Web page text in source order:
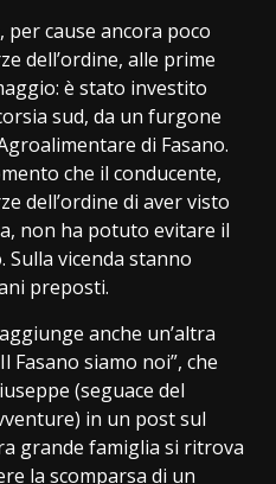
per cause ancora poco
dell’ordine, alle prime
è stato investito
sud, da un furgone
di Fasano.
che il conducente,
dell’ordine di aver visto
non ha potuto evitare il
vicenda stanno
preposti.
anche un’altra
Fasano siamo noi”, che
(seguace del
in un post sul
grande famiglia si ritrova
la scomparsa di un